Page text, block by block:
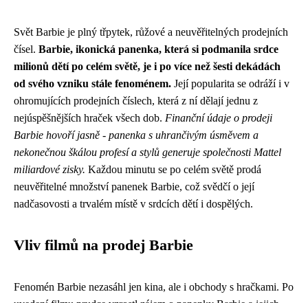
Svět Barbie je plný třpytek, růžové a neuvěřitelných prodejních
čísel. Barbie, ikonická panenka, která si podmanila srdce
milionů dětí po celém světě, je i po více než šesti dekádách
od svého vzniku stále fenoménem. Její popularita se odráží i v
ohromujících prodejních číslech, která z ní dělají jednu z
nejúspěšnějších hraček všech dob. Finanční údaje o prodeji
Barbie hovoří jasně - panenka s uhrančivým úsměvem a
nekonečnou škálou profesí a stylů generuje společnosti Mattel
miliardové zisky. Každou minutu se po celém světě prodá
neuvěřitelné množství panenek Barbie, což svědčí o její
nadčasovosti a trvalém místě v srdcích dětí i dospělých.
Vliv filmů na prodej Barbie
Fenomén Barbie nezasáhl jen kina, ale i obchody s hračkami. Po